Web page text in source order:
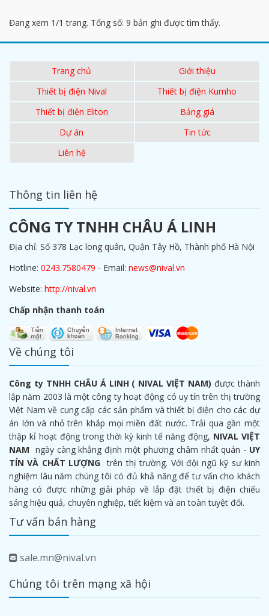
Đang xem 1/1 trang. Tổng số: 9 bản ghi được tìm thấy.
Trang chủ
Giới thiệu
Thiết bị điện Nival
Thiết bị điện Kumho
Thiết bị điện Eliton
Bảng giá
Dự án
Tin tức
Liên hệ
Thông tin liên hệ
CÔNG TY TNHH CHÂU Á LINH
Địa chỉ: Số 378 Lạc long quân, Quận Tây Hồ, Thành phố Hà Nội
Hotline: 0243.7580479 - Email: news@nival.vn
Website: http://nival.vn
Chấp nhận thanh toán
Về chúng tôi
Công ty TNHH CHÂU Á LINH ( NIVAL VIỆT NAM) được thành
lập năm 2003 là một công ty hoạt động có uy tín trên thị trường
Việt Nam về cung cấp các sản phẩm và thiết bị điện cho các dự
án lớn và nhỏ trên khắp mọi miền đất nước. Trải qua gần một
thập kỉ hoạt động trong thời kỳ kinh tế năng động, NIVAL VIỆT
NAM ngày càng khẳng định một phương châm nhất quán - UY
TÍN VÀ CHẤT LƯỢNG trên thị trường. Với đội ngũ kỹ sư kinh
nghiệm lâu năm chúng tôi có đủ khả năng để tư vấn cho khách
hàng có được những giải pháp về lắp đặt thiết bị điện chiếu
sáng hiệu quả, chuyên nghiệp, tiết kiệm và an toàn tuyệt đối.
Tư vấn bán hàng
sale.mn@nival.vn
Chúng tôi trên mạng xã hội